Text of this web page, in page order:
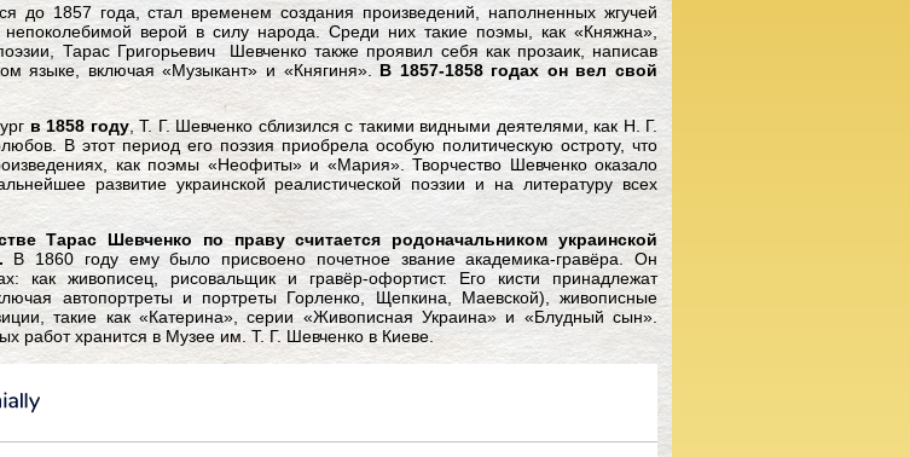
до 1857 года, стал временем создания произведений, наполненных жгучей
непоколебимой верой в силу народа. Среди них такие поэмы, как «Княжна»,
Тарас Григорьевич Шевченко также проявил себя как прозаик, написав
языке, включая «Музыкант» и «Княгиня». В 1857-1858 годах он вел свой
в 1858 году, Т. Г. Шевченко сблизился с такими видными деятелями, как Н. Г.
В этот период его поэзия приобрела особую политическую остроту, что
как поэмы «Неофиты» и «Мария». Творчество Шевченко оказало
развитие украинской реалистической поэзии и на литературу всех
Тарас Шевченко по праву считается родоначальником украинской
В 1860 году ему было присвоено почетное звание академика-гравёра. Он
как живописец, рисовальщик и гравёр-офортист. Его кисти принадлежат
автопортреты и портреты Горленко, Щепкина, Маевской), живописные
такие как «Катерина», серии «Живописная Украина» и «Блудный сын».
работ хранится в Музее им. Т. Г. Шевченко в Киеве.